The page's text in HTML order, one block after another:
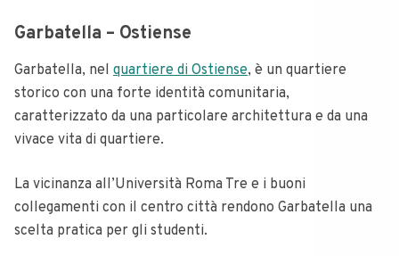
Garbatella – Ostiense
Garbatella, nel quartiere di Ostiense, è un quartiere
storico con una forte identità comunitaria,
caratterizzato da una particolare architettura e da una
vivace vita di quartiere.
La vicinanza all’Università Roma Tre e i buoni
collegamenti con il centro città rendono Garbatella una
scelta pratica per gli studenti.